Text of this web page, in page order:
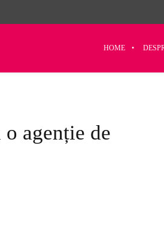
HOME
agenție de